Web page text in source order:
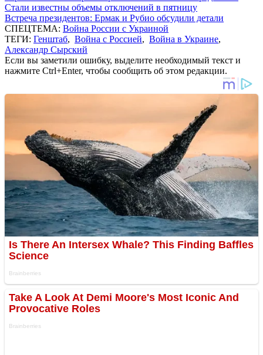
Стали известны объемы отключений в пятницу
Встреча президентов: Ермак и Рубио обсудили детали
СПЕЦТЕМА: Война России с Украиной
ТЕГИ: Генштаб, Война с Россией, Война в Украине,
Александр Сырский
Если вы заметили ошибку, выделите необходимый текст и
нажмите Ctrl+Enter, чтобы сообщить об этом редакции.